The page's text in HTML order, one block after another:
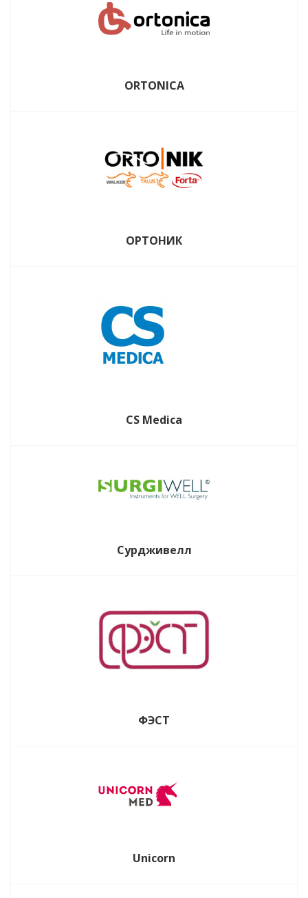
ORTONICA
ОРТОНИК
CS Medica
Сурдживелл
ФЭСТ
Unicorn